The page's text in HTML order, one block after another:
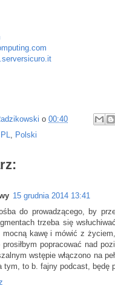
o 00:40
, Polski
15 grudnia 2014 13:41
do prowadzącego, by
trzeba się
mocną kawę i mówić z
popracować nad
wstępie włączono na
tym, to b. fajny podcast, będę